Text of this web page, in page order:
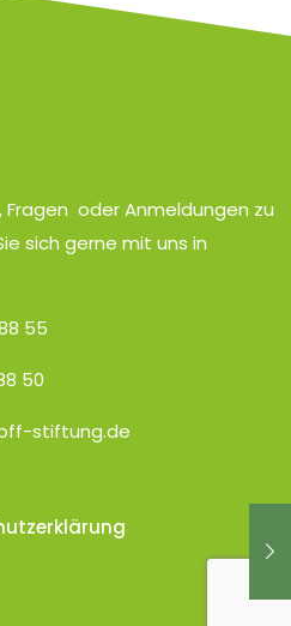
oder Anmeldungen zu
sich gerne mit uns in
55
50
stiftung.de